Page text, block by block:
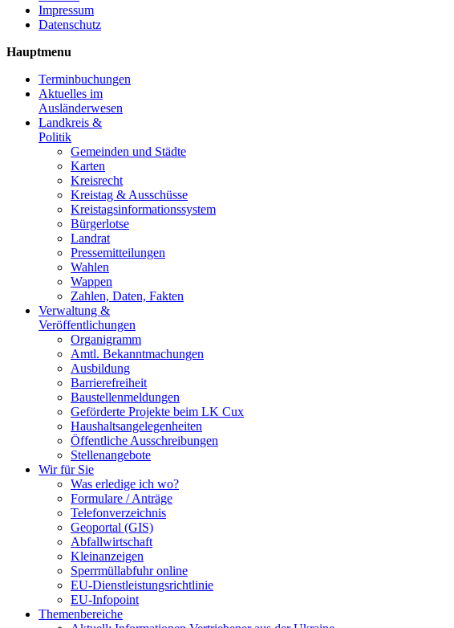
Impressum
Datenschutz
Hauptmenu
Terminbuchungen
Aktuelles im
Ausländerwesen
Landkreis &
Politik
Gemeinden und Städte
Karten
Kreisrecht
Kreistag & Ausschüsse
Kreistagsinformationssystem
Bürgerlotse
Landrat
Pressemitteilungen
Wahlen
Wappen
Zahlen, Daten, Fakten
Verwaltung &
Veröffentlichungen
Organigramm
Amtl. Bekanntmachungen
Ausbildung
Barrierefreiheit
Baustellenmeldungen
Geförderte Projekte beim LK Cux
Haushaltsangelegenheiten
Öffentliche Ausschreibungen
Stellenangebote
Wir für Sie
Was erledige ich wo?
Formulare / Anträge
Telefonverzeichnis
Geoportal (GIS)
Abfallwirtschaft
Kleinanzeigen
Sperrmüllabfuhr online
EU-Dienstleistungsrichtlinie
EU-Infopoint
Themenbereiche